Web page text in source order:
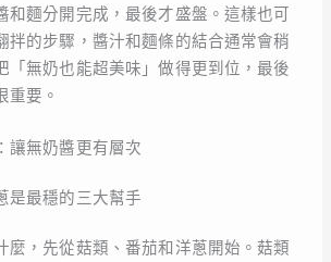
和麵分開完成，最後才盛盤。這樣也可
拌的步驟，醬汁和麵條的結合通常會稍
「無奶也能超美味」做得更到位，最後
重要。
讓無奶醬更有層次
是最穩的三大幫手
麼，先從菇類、番茄和洋蔥開始。菇類